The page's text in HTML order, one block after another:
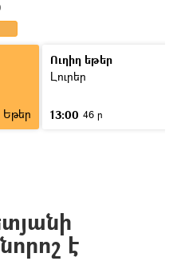
Եթեր
Ուղիղ եթեր
Լուրեր
13:00 46 ր
է